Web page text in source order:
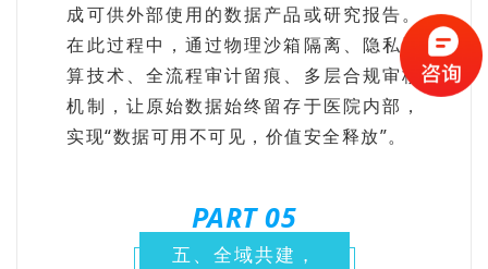
成可供外部使用的数据产品或研究报告。
在此过程中，通过物理沙箱隔离、隐私计
算技术、全流程审计留痕、多层合规审核
机制，让原始数据始终留存于医院内部，
实现“数据可用不可见，价值安全释放”。
PART 05
五、全域共建，